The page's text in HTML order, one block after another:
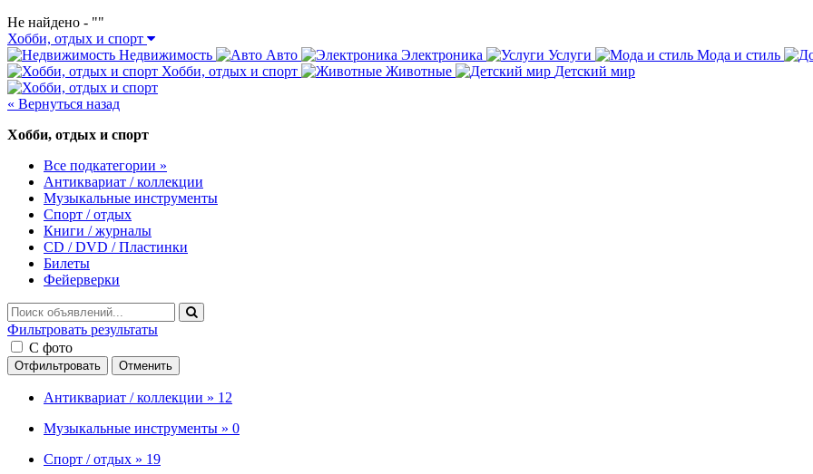
Не найдено - ""
Хобби, отдых и спорт
Недвижимость
Авто Электроника Услуги
Мода и стиль
Хобби, отдых и спорт
Животные Детский мир
« Вернуться назад
Хобби, отдых и спорт
Все подкатегории »
Антиквариат / коллекции
Музыкальные инструменты
Спорт / отдых
Книги / журналы
CD / DVD / Пластинки
Билеты
Фейерверки
Фильтровать результаты
С фото
Отфильтровать Отменить
Антиквариат / коллекции » 12
Музыкальные инструменты » 0
Спорт / отдых » 19